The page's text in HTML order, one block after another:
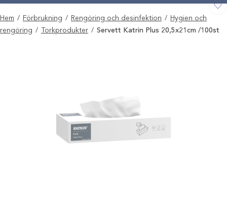
Hem / Förbrukning / Rengöring och desinfektion / Hygien och
rengöring / Torkprodukter / Servett Katrin Plus 20,5x21cm /100st